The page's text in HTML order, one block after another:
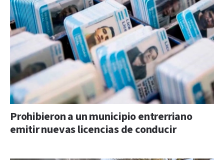
Prohibieron a un municipio entrerriano
emitir nuevas licencias de conducir